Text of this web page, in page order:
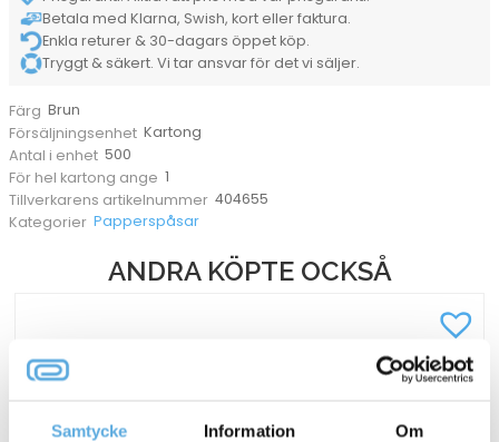
Samtycke Information Om
Betala med Klarna, Swish, kort eller faktura.
Enkla returer & 30-dagars öppet köp.
Tryggt & säkert. Vi tar ansvar för det vi säljer.
Färg Brun
Försäljningsenhet Kartong
Antal i enhet 500
För hel kartong ange 1
Tillverkarens artikelnummer 404655
Kategorier Papperspåsar
ANDRA KÖPTE OCKSÅ